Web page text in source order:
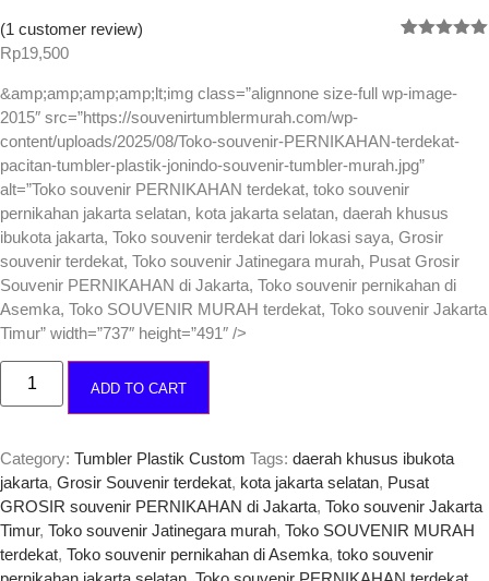
customer
(1 customer review)
Rp19,500
&amp;amp;amp;amp;lt;img class=”alignnone size-full wp-image-
2015″ src=”https://souvenirtumblermurah.com/wp-
content/uploads/2025/08/Toko-souvenir-PERNIKAHAN-terdekat-
pacitan-tumbler-plastik-jonindo-souvenir-tumbler-murah.jpg”
alt=”Toko souvenir PERNIKAHAN terdekat, toko souvenir
pernikahan jakarta selatan, kota jakarta selatan, daerah khusus
ibukota jakarta, Toko souvenir terdekat dari lokasi saya, Grosir
souvenir terdekat, Toko souvenir Jatinegara murah, Pusat Grosir
Souvenir PERNIKAHAN di Jakarta, Toko souvenir pernikahan di
Asemka, Toko SOUVENIR MURAH terdekat, Toko souvenir Jakarta
Timur” width=”737″ height=”491″ />
ADD TO CART
Category: Tumbler Plastik Custom Tags: daerah khusus ibukota
jakarta, Grosir Souvenir terdekat, kota jakarta selatan, Pusat
GROSIR souvenir PERNIKAHAN di Jakarta, Toko souvenir Jakarta
Timur, Toko souvenir Jatinegara murah, Toko SOUVENIR MURAH
terdekat, Toko souvenir pernikahan di Asemka, toko souvenir